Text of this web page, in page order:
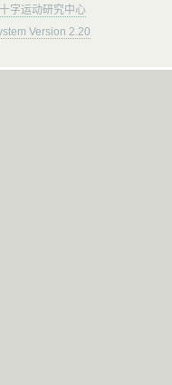
字运动研究中心
Version 2.20